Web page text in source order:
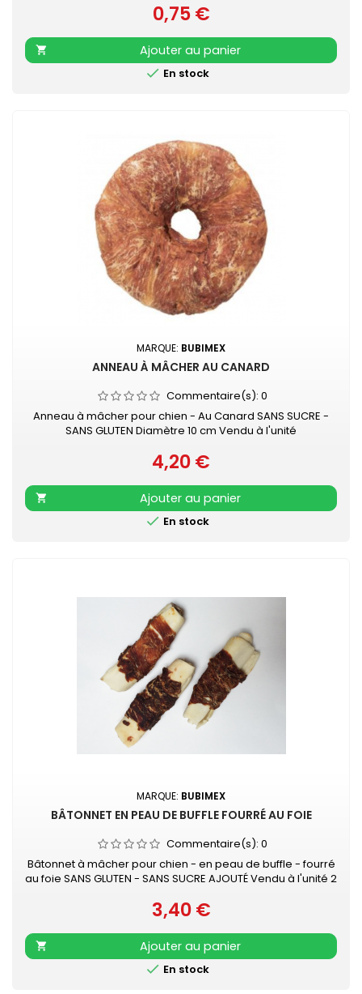
Prix
0,75 €

Ajouter au panier
 En stock
MARQUE: BUBIMEX
ANNEAU À MÂCHER AU CANARD
Commentaire(s): 0
Anneau à mâcher pour chien - Au Canard SANS SUCRE -
SANS GLUTEN Diamètre 10 cm Vendu à l'unité
Prix
4,20 €

Ajouter au panier
 En stock
MARQUE: BUBIMEX
BÂTONNET EN PEAU DE BUFFLE FOURRÉ AU FOIE
Commentaire(s): 0
Bâtonnet à mâcher pour chien - en peau de buffle - fourré
au foie SANS GLUTEN - SANS SUCRE AJOUTÉ Vendu à l'unité 2
Prix
3,40 €

Ajouter au panier
 En stock